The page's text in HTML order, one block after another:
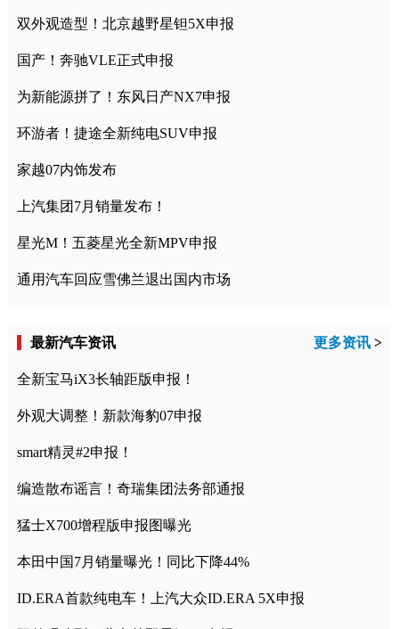
双外观造型！北京越野星钽5X申报
国产！奔驰VLE正式申报
为新能源拼了！东风日产NX7申报
环游者！捷途全新纯电SUV申报
家越07内饰发布
上汽集团7月销量发布！
星光M！五菱星光全新MPV申报
通用汽车回应雪佛兰退出国内市场
最新汽车资讯 更多资讯 >
全新宝马iX3长轴距版申报！
外观大调整！新款海豹07申报
smart精灵#2申报！
编造散布谣言！奇瑞集团法务部通报
猛士X700增程版申报图曝光
本田中国7月销量曝光！同比下降44%
ID.ERA首款纯电车！上汽大众ID.ERA 5X申报